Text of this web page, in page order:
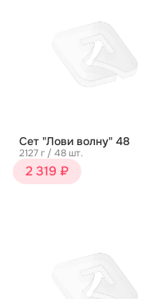
Сет "Лови волну" 48
2127 г / 48 шт.
2 319 ₽